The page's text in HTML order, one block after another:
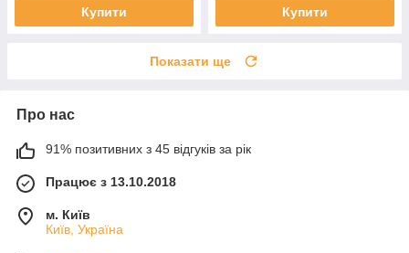
Купити Купити
Показати ще
Про нас
91% позитивних з 45 відгуків за рік
Працює з 13.10.2018
м. Київ
Київ, Україна